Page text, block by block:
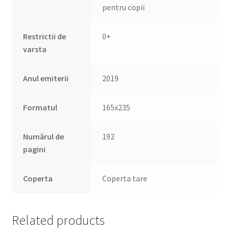
pentru copii
Restrictii de
varsta
0+
Anul emiterii 2019
Formatul 165х235
Numărul de
pagini
192
Coperta Coperta tare
Related products